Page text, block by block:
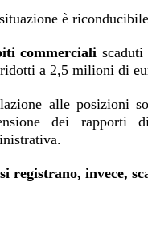
è
commerciali
a 2,5 milioni di
alle posizioni
dei rapporti
registrano, invece,